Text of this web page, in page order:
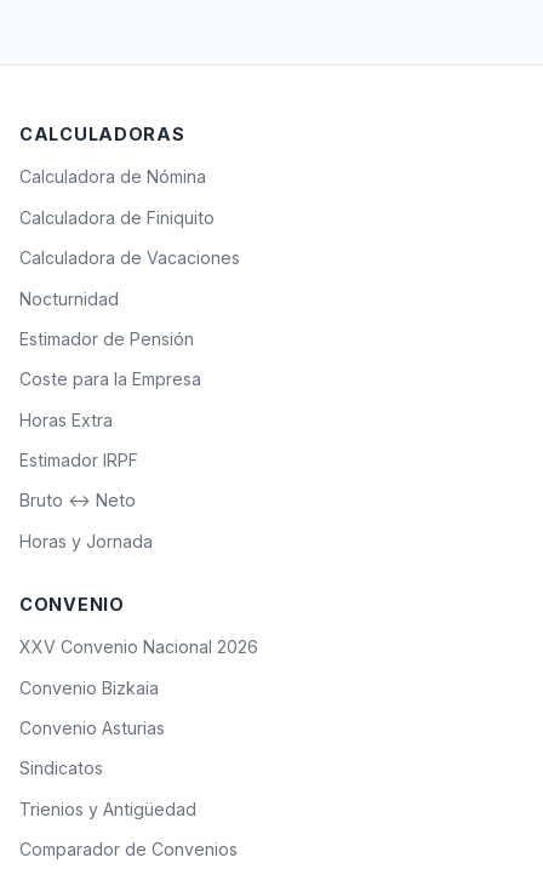
CALCULADORAS
Calculadora de Nómina
Calculadora de Finiquito
Calculadora de Vacaciones
Nocturnidad
Estimador de Pensión
Coste para la Empresa
Horas Extra
Estimador IRPF
Bruto ↔ Neto
Horas y Jornada
CONVENIO
XXV Convenio Nacional 2026
Convenio Bizkaia
Convenio Asturias
Sindicatos
Trienios y Antigüedad
Comparador de Convenios